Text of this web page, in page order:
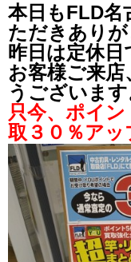
本日もFLD名
ただきありが
昨日は定休
お客様ご来
うございます
只今、ポイ
取３０％アッ